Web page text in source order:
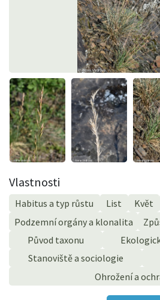
Vlastnosti
Habitus a typ růstu List Květ
Podzemní orgány a klonalita
Původ taxonu
Stanoviště a sociologie
Ohrožení a